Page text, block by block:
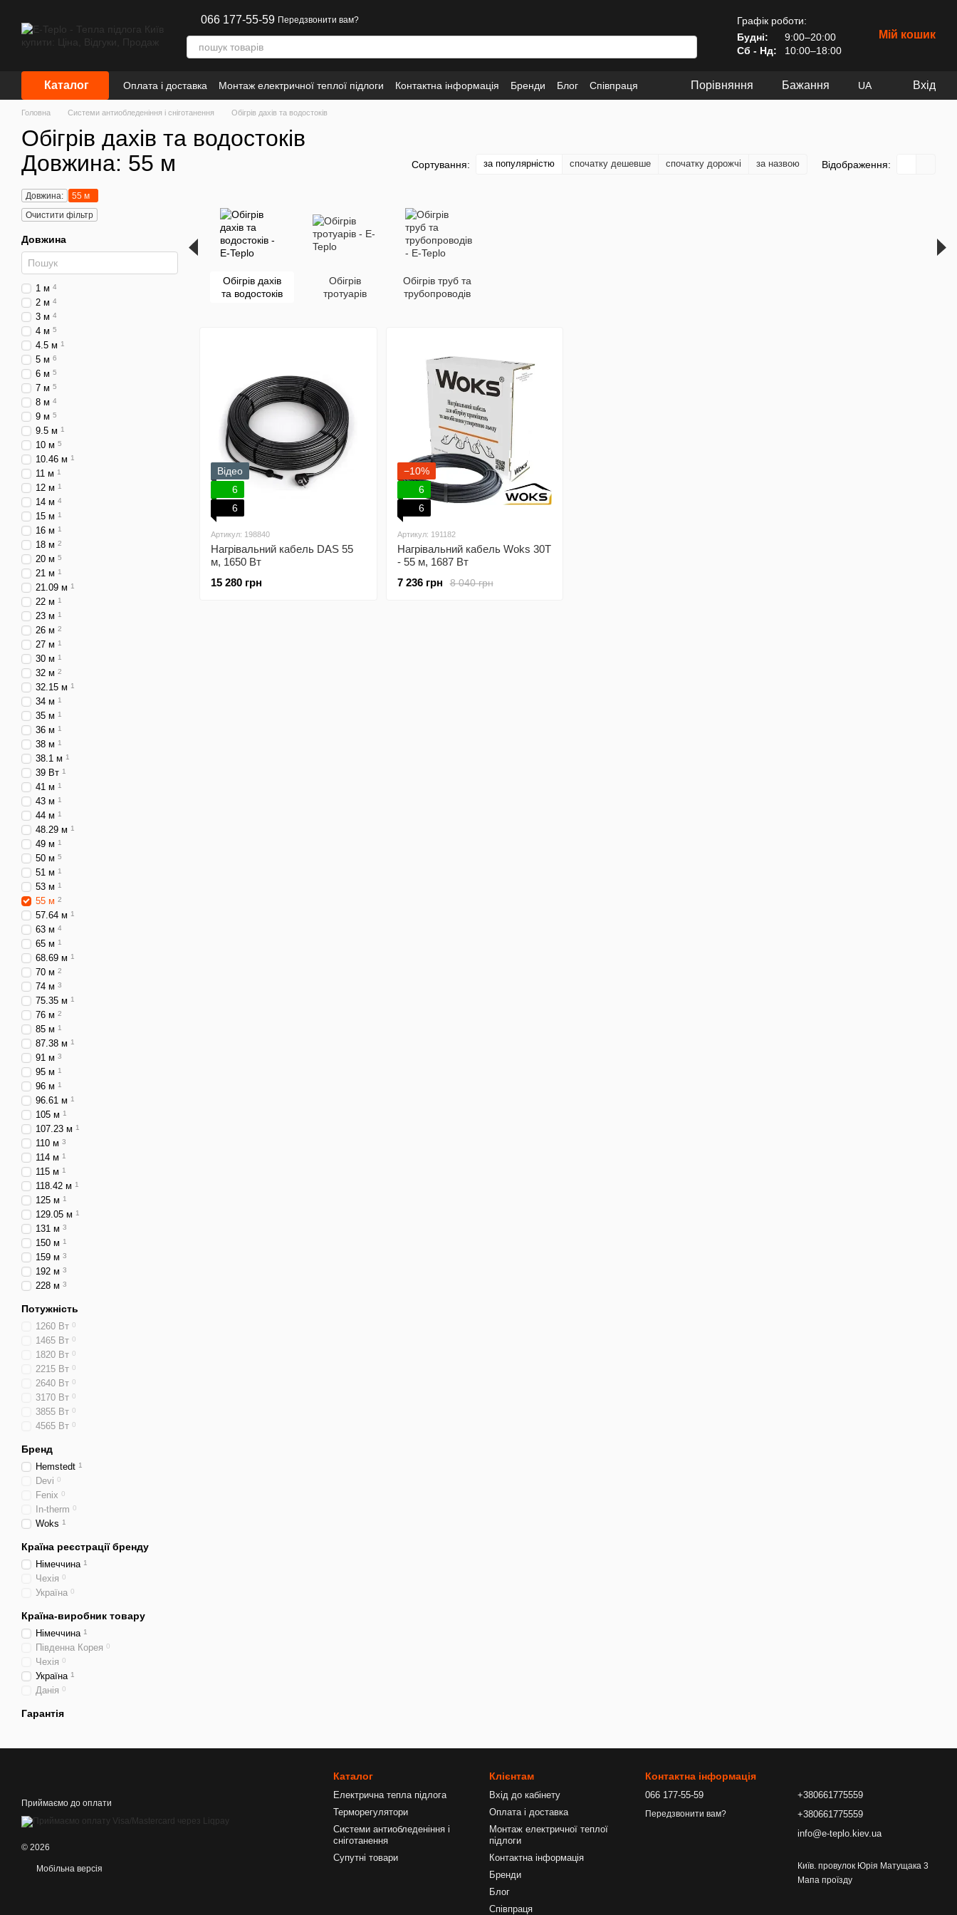
066 177-55-59 Передзвонити вам?
Графік роботи:
Будні:
9:00–20:00
Сб - Нд:
10:00–18:00
Мій кошик
Каталог Оплата і доставка Монтаж електричної теплої підлоги Контактна інформація Бренди Блог
Співпраця
Інформація
Порівняння Бажання UA Вхід
Головна Системи антиобледеніння і сніготанення Обігрів дахів та водостоків
Обігрів дахів та водостоків
Довжина: 55 м
Сортування: за популярністю спочатку дешевше спочатку дорожчі за назвою Відображення:
Обігрів дахів
та водостоків
Обігрів
тротуарів
Обігрів труб та
трубопроводів
Відео
6
6
Артикул: 198840
Нагрівальний кабель DAS 55
м, 1650 Вт
15 280 грн
−10%
6
6
Артикул: 191182
Нагрівальний кабель Woks 30T
- 55 м, 1687 Вт
8 040 грн
7 236 грн
Довжина:
55 м
Очистити фільтр
Довжина
1 м 4
2 м 4
3 м 4
4 м 5
4.5 м 1
5 м 6
6 м 5
7 м 5
8 м 4
9 м 5
9.5 м 1
10 м 5
10.46 м 1
11 м 1
12 м 1
14 м 4
15 м 1
16 м 1
18 м 2
20 м 5
21 м 1
21.09 м 1
22 м 1
23 м 1
26 м 2
27 м 1
30 м 1
32 м 2
32.15 м 1
34 м 1
35 м 1
36 м 1
38 м 1
38.1 м 1
39 Вт 1
41 м 1
43 м 1
44 м 1
48.29 м 1
49 м 1
50 м 5
51 м 1
53 м 1
55 м 2
57.64 м 1
63 м 4
65 м 1
68.69 м 1
70 м 2
74 м 3
75.35 м 1
76 м 2
85 м 1
87.38 м 1
91 м 3
95 м 1
96 м 1
96.61 м 1
105 м 1
107.23 м 1
110 м 3
114 м 1
115 м 1
118.42 м 1
125 м 1
129.05 м 1
131 м 3
150 м 1
159 м 3
192 м 3
228 м 3
Потужність
1260 Вт 0
1465 Вт 0
1820 Вт 0
2215 Вт 0
2640 Вт 0
3170 Вт 0
3855 Вт 0
4565 Вт 0
Бренд
Hemstedt 1
Devi 0
Fenix 0
In-therm 0
Woks 1
Країна реєстрації бренду
Німеччина 1
Чехія 0
Україна 0
Країна-виробник товару
Німеччина 1
Південна Корея 0
Чехія 0
Україна 1
Данія 0
Гарантія
Приймаємо до оплати
© 2026
Мобільна версія
Каталог
Електрична тепла підлога
Терморегулятори
Системи антиобледеніння і
сніготанення
Супутні товари
Клієнтам
Вхід до кабінету
Оплата і доставка
Монтаж електричної теплої
підлоги
Контактна інформація
Бренди
Блог
Співпраця
Контактна інформація
066 177-55-59
Передзвонити вам?
+380661775559
+380661775559
info@e-teplo.kiev.ua
Київ. провулок Юрія Матущака 3
Мапа проїзду